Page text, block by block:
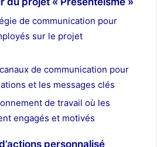
de communication pour
sur le projet
de communication pour
et les messages clés
de travail où les
engagés et motivés
personnalisé